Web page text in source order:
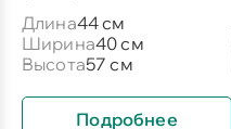
Длина44 см
Ширина40 см
Высота57 см
Подробнее